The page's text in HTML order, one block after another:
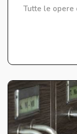
Tutte le